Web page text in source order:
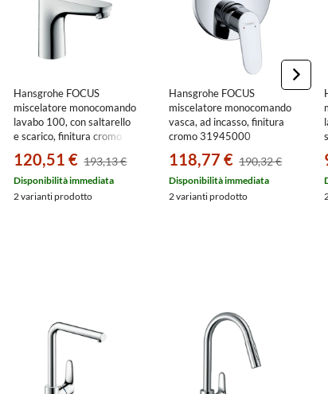
Hansgrohe FOCUS
miscelatore monocomando
lavabo 100, con saltarello
e scarico, finitura cromo
120,51 € 193,13 €
Disponibilità immediata
2 varianti prodotto
Hansgrohe FOCUS
miscelatore monocomando
vasca, ad incasso, finitura
cromo 31945000
118,77 € 190,32 €
Disponibilità immediata
2 varianti prodotto